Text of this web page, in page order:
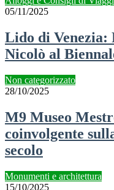
05/11/2025
Lido di Venezia:
Nicolò al
Non categorizzato
28/10/2025
M9 Museo
coinvolgente
secolo
Monumenti e architettura
15/10/2025